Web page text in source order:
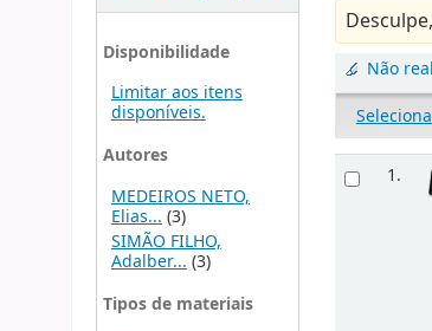
Disponibilidade
Limitar aos itens
disponíveis.
Autores
MEDEIROS NETO,
Elias... (3)
SIMÃO FILHO,
Adalber...(3)
Tipos de materiais
Não
1.